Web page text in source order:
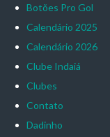
Botões Pro Gol
Calendário 2025
Calendário 2026
Clube Indaiá
Clubes
Contato
Dadinho